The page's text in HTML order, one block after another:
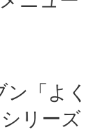
「よく
リーズ